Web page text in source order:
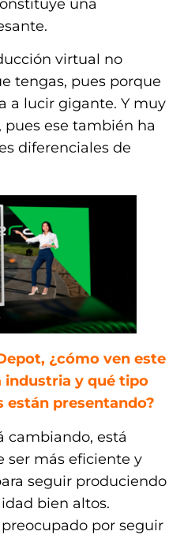
una
virtual no
tengas, pues porque
a lucir gigante. Y muy
pues ese también ha
diferenciales de
¿cómo ven este
industria y qué tipo
están presentando?
cambiando, está
ser más eficiente y
seguir produciendo
bien altos.
por seguir